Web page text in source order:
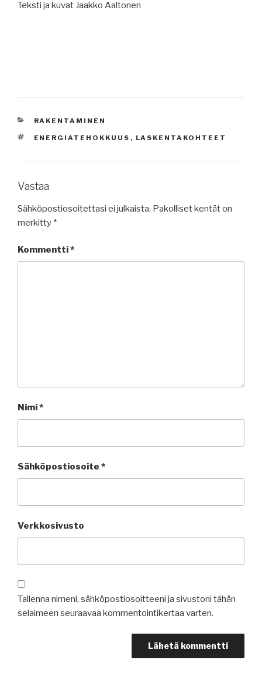
Teksti ja kuvat Jaakko Aaltonen
KATEGORIAT
RAKENTAMINEN
AVAINSANAT
ENERGIATEHOKKUUS , LASKENTAKOHTEET
Vastaa
Sähköpostiosoitettasi ei julkaista. Pakolliset kentät on
merkitty *
Kommentti*
Nimi*
Sähköpostiosoite *
Verkkosivusto
Tallenna nimeni, sähköpostiosoitteeni ja sivustoni tähän
selaimeen seuraavaa kommentointikertaa varten.